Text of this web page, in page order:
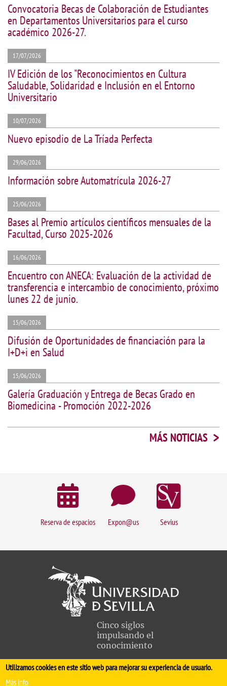
Convocatoria Becas de Colaboración de Estudiantes
en Departamentos Universitarios para el curso
académico 2026-27.
17/07/2026
IV Edición de los "Reconocimientos en Cultura
Saludable, Solidaridad e Inclusión en el Entorno
Universitario
10/07/2026
Nuevo episodio de La Tríada Perfecta
29/06/2026
Información sobre Automatrícula 2026-27
25/06/2026
Bases al Premio artículos científicos mensuales de la
Facultad, Curso 2025-2026
16/06/2026
Encuentro con ANECA: Evaluación de la actividad de
transferencia e intercambio de conocimiento, próximo
lunes 22 de junio.
15/06/2026
Difusión de Oportunidades de financiación para la
I+D+i en Salud
15/06/2026
Galería Graduación y Entrega de Becas Grado en
Biomedicina - Promoción 2022-2026
MÁS NOTICIAS >
Reserva de espacios Expon@us Sevius
Cinco siglos
impulsando el
conocimiento
FACULTAD DE MEDICINA
Utilizamos cookies en este sitio web para mejorar su experiencia de usuario.
Más info